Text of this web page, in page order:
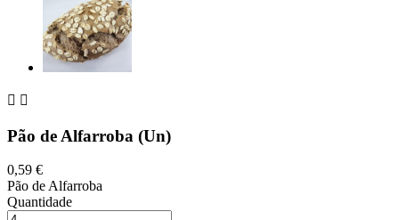
 
Pão de Alfarroba (Un)
0,59 €
Pão de Alfarroba
Quantidade